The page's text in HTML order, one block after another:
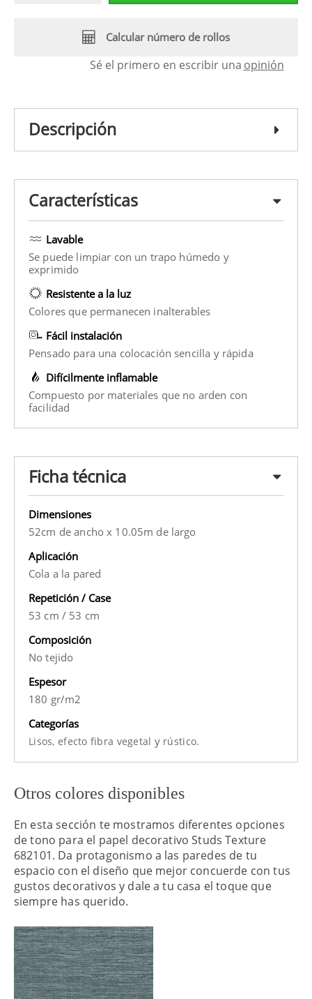
Calcular número de rollos
Sé el primero en escribir una opinión
Descripción
Características
Lavable
Se puede limpiar con un trapo húmedo y
exprimido
Resistente a la luz
Colores que permanecen inalterables
Fácil instalación
Pensado para una colocación sencilla y rápida
Difícilmente inflamable
Compuesto por materiales que no arden con
facilidad
Ficha técnica
Dimensiones
52cm de ancho x 10.05m de largo
Aplicación
Cola a la pared
Repetición / Case
53 cm / 53 cm
Composición
No tejido
Espesor
180 gr/m2
Categorías
Lisos, efecto fibra vegetal y rústico.
Otros colores disponibles
En esta sección te mostramos diferentes opciones
de tono para el papel decorativo Studs Texture
682101. Da protagonismo a las paredes de tu
espacio con el diseño que mejor concuerde con tus
gustos decorativos y dale a tu casa el toque que
siempre has querido.